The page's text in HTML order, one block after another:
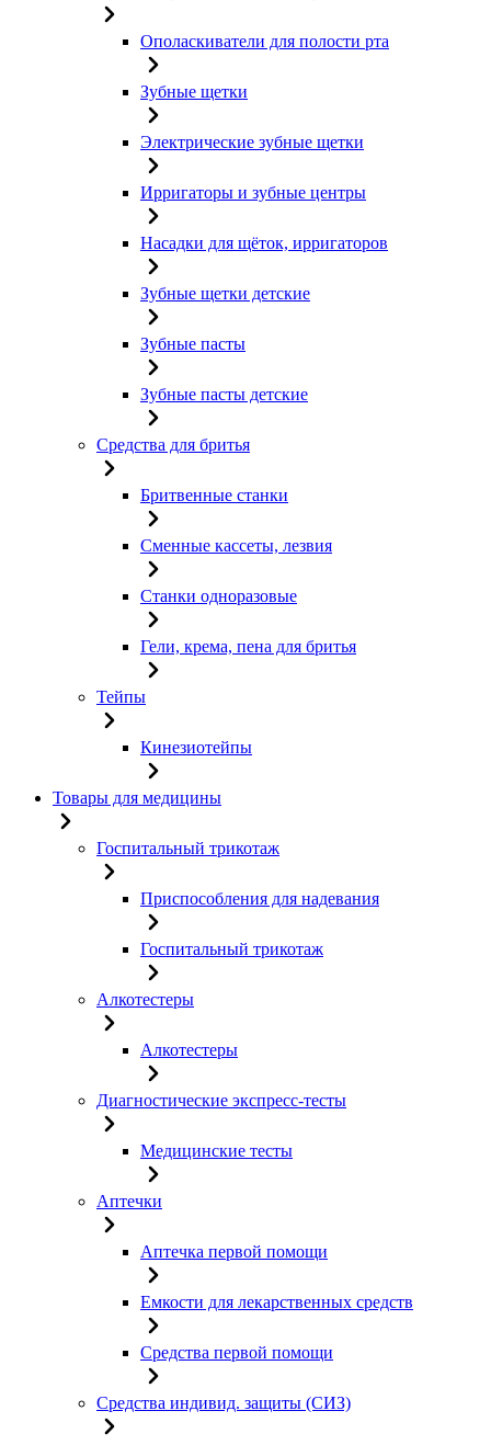
Ополаскиватели для полости рта
Зубные щетки
Электрические зубные щетки
Ирригаторы и зубные центры
Насадки для щёток, ирригаторов
Зубные щетки детские
Зубные пасты
Зубные пасты детские
Средства для бритья
Бритвенные станки
Сменные кассеты, лезвия
Станки одноразовые
Гели, крема, пена для бритья
Тейпы
Кинезиотейпы
Товары для медицины
Госпитальный трикотаж
Приспособления для надевания
Госпитальный трикотаж
Алкотестеры
Алкотестеры
Диагностические экспресс-тесты
Медицинские тесты
Аптечки
Аптечка первой помощи
Емкости для лекарственных средств
Средства первой помощи
Средства индивид. защиты (СИЗ)